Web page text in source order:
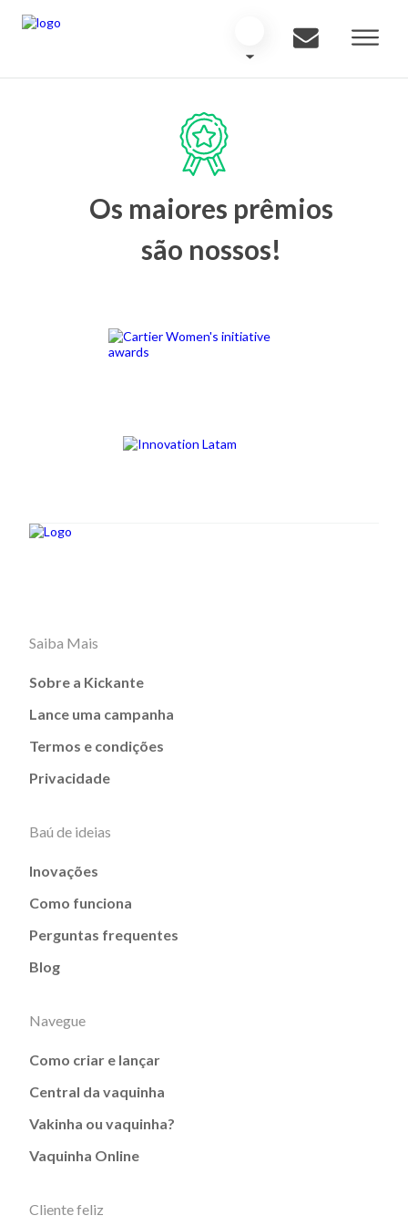
Os maiores prêmios
são nossos!
Saiba Mais
Sobre a Kickante
Lance uma campanha
Termos e condições
Privacidade
Baú de ideias
Inovações
Como funciona
Perguntas frequentes
Blog
Navegue
Como criar e lançar
Central da vaquinha
Vakinha ou vaquinha?
Vaquinha Online
Cliente feliz